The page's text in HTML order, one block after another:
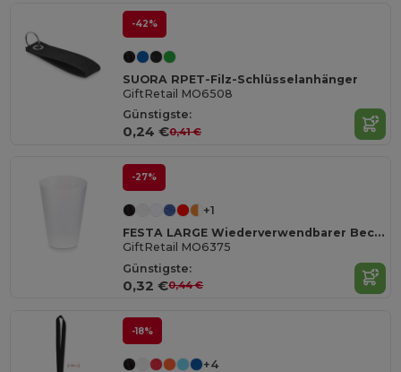
-42%
SUORA RPET-Filz-Schlüsselanhänger
GiftRetail MO6508
Günstigste:
0,24 €0,41 €
-27%
+1
FESTA LARGE Wiederverwendbarer Becher 300ml
GiftRetail MO6375
Günstigste:
0,32 €0,44 €
-18%
+4